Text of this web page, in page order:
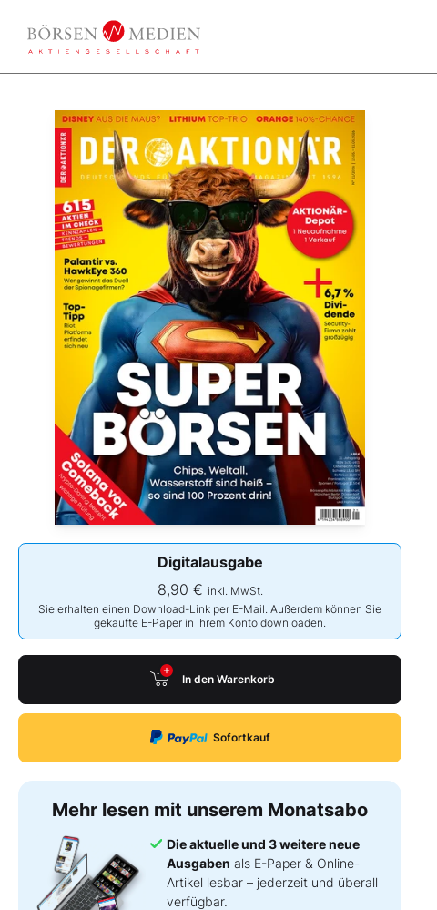
Digitalausgabe
8,90 € inkl. MwSt.
Sie erhalten einen Download-Link per E-Mail. Außerdem können Sie
gekaufte E-Paper in Ihrem Konto downloaden.
In den Warenkorb
Sofortkauf
Mehr lesen mit unserem Monatsabo
Die aktuelle und 3 weitere neue
Ausgaben als E-Paper & Online-
Artikel lesbar – jederzeit und überall
verfügbar.